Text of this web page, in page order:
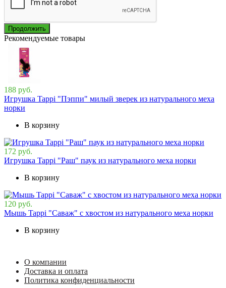
Продолжить
Рекомендуемые товары
188 руб.
Игрушка Tappi "Пэппи" милый зверек из натурального меха
норки
В корзину
172 руб.
Игрушка Tappi "Раш" паук из натурального меха норки
В корзину
120 руб.
Мышь Tappi "Саваж" с хвостом из натурального меха норки
В корзину
О компании
Доставка и оплата
Политика конфиденциальности